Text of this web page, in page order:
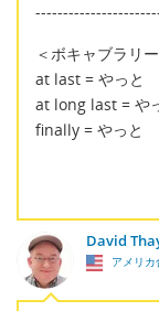
＜ボキャブラリ
at last = やっと
at long last = や
finally = やっと
David
アメリカ